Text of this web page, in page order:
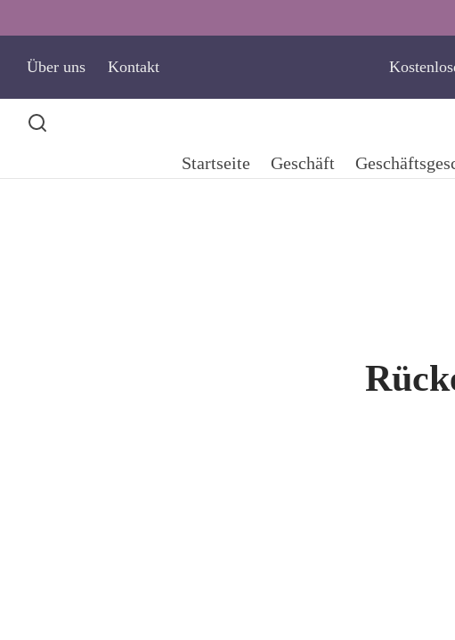
Über uns Kontakt
Startseite Geschäft